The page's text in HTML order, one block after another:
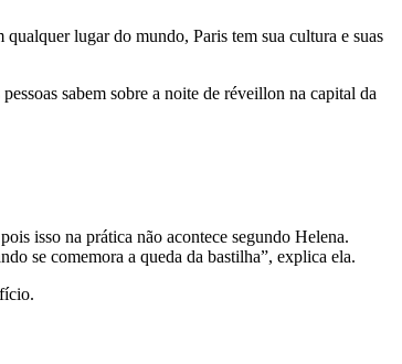
lugar do mundo, Paris tem sua cultura e suas
sabem sobre a noite de réveillon na capital da
isso na prática não acontece segundo Helena.
se comemora a queda da bastilha”, explica ela.